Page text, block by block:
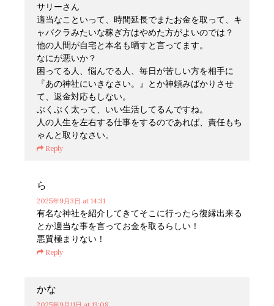
サリーさん
適当なこといって、時間延長でまたお金を取って、キ
ャバクラみたいな稼ぎ方はやめた方がよいのでは？
他の人間が自宅と本名も晒すと言ってます。
なにが悪いか？
困ってる人、悩んでる人、毎日が苦しい方を相手に
『あの神社にいきなさい。』とか神頼みばかりさせ
て、返金対応もしない。
ぶくぶく太って、いい生活してるんですね。
人の人生を左右する仕事をするのであれば、責任もち
ゃんと取りなさい。
Reply
ら
2025年9月3日 at 14:31
有名な神社を紹介してきてそこに行ったら復縁出来る
とか適当な事を言ってお金を取るらしい！
悪質極まりない！
Reply
かな